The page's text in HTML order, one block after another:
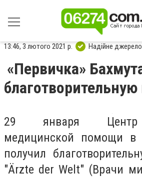
13:46, 3 лютого 2021 р. Надійне джерело
«Первичка»
29 января Центр
медицинской помощи в
получил
"Ärzte der Welt" (Врачи